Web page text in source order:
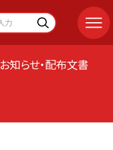
お知らせ・配布文書